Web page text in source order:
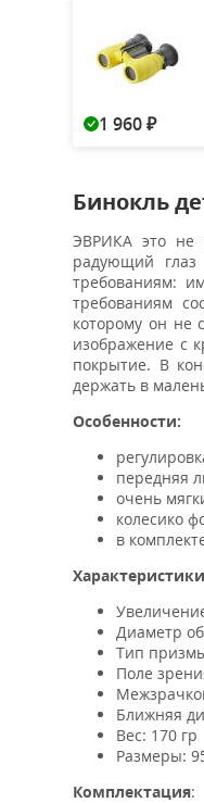
1 960 ₽
Бинокль
ЭВРИКА это не
радующий глаз
требованиям:
требованиям
которому он не
изображение с
покрытие. В
держать в
Особенности:
передняя
очень
колесико
в
Диаметр
Тип
Поле
Ближняя
Вес: 170 гр
Размеры:
Комплектация: